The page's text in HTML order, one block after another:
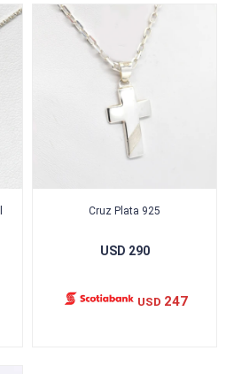
Cruz Plata 925
USD 290
USD 247